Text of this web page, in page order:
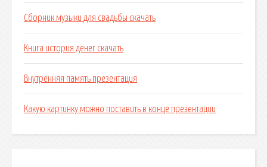
Сборник музыки для свадьбы скачать
Книга история денег скачать
Внутренняя память презентация
Какую картинку можно поставить в конце презентации